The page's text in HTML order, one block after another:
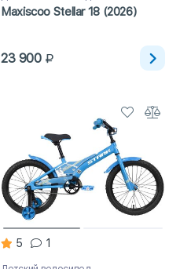
Maxiscoo Stellar 18 (2026)
23 900
5 1